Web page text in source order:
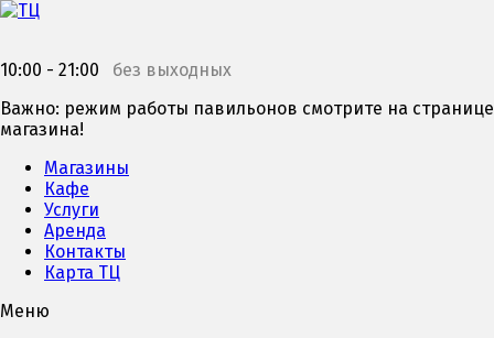
10:00 - 21:00 без выходных
Важно: режим работы павильонов смотрите на странице
магазина!
Магазины
Кафе
Услуги
Аренда
Контакты
Карта ТЦ
Меню